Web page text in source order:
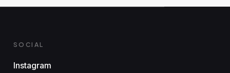
SOCIAL
Instagram